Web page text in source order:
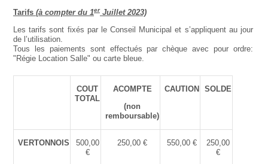
Tarifs (à compter du 1erJuillet 2023)
Les tarifs sont fixés par le Conseil Municipal et s’appliquent au jour
de l’utilisation.
Tous les paiements sont effectués par chèque avec pour ordre:
"Régie Location Salle" ou carte bleue.
COUT
TOTAL
ACOMPTE
(non
remboursable)
CAUTION SOLDE
VERTONNOIS
500,00
€
250,00 € 550,00 €
250,00
€